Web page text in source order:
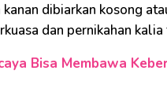
dibiarkan kosong
dan pernikahan
Bisa Membawa